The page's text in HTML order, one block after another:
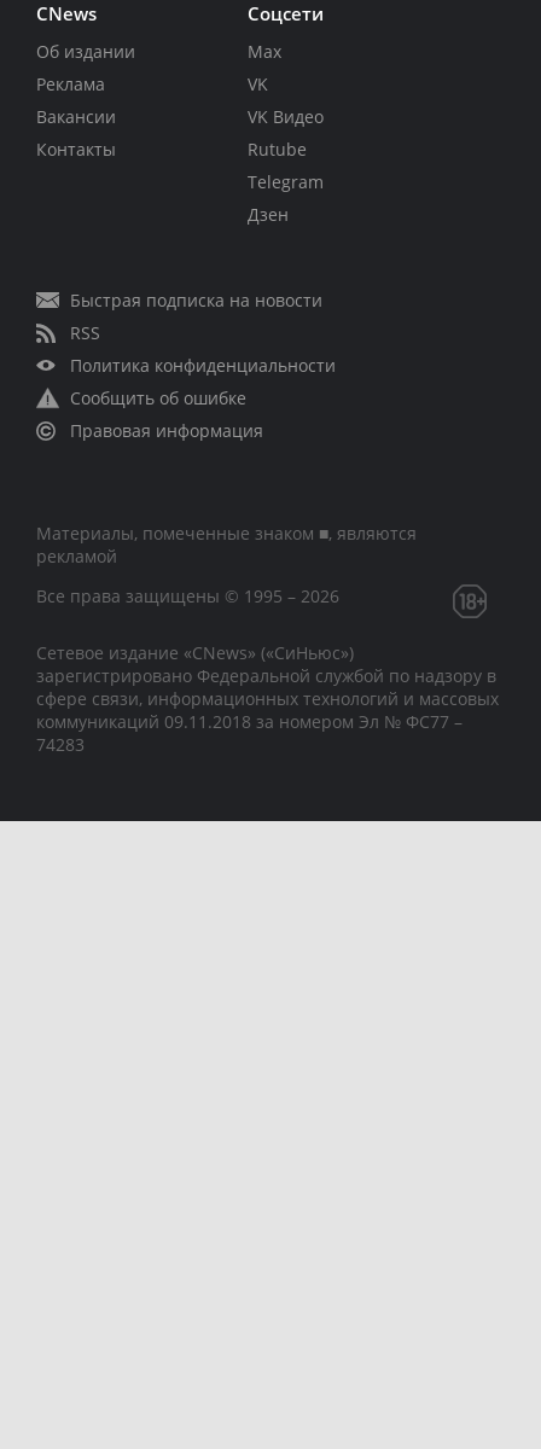
CNews
Об издании
Реклама
Вакансии
Контакты
Соцсети
Max
VK
VK Видео
Rutube
Telegram
Дзен
Быстрая подписка на новости
RSS
Политика конфиденциальности
Сообщить об ошибке
Правовая информация
Материалы, помеченные знаком ■, являются
рекламой
Все права защищены © 1995 – 2026
Сетевое издание «CNews» («СиНьюс»)
зарегистрировано Федеральной службой по надзору в
сфере связи, информационных технологий и массовых
коммуникаций 09.11.2018 за номером Эл № ФС77 –
74283